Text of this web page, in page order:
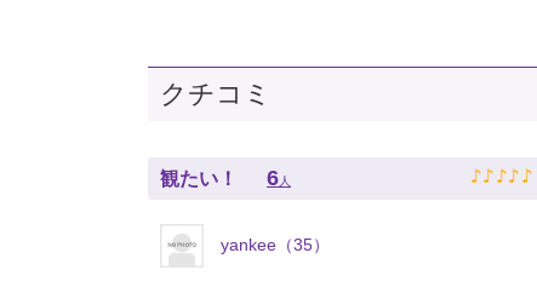
クチコミ
観たい！ 6 人 ♪ ♪ ♪ ♪ ♪
yankee（35）